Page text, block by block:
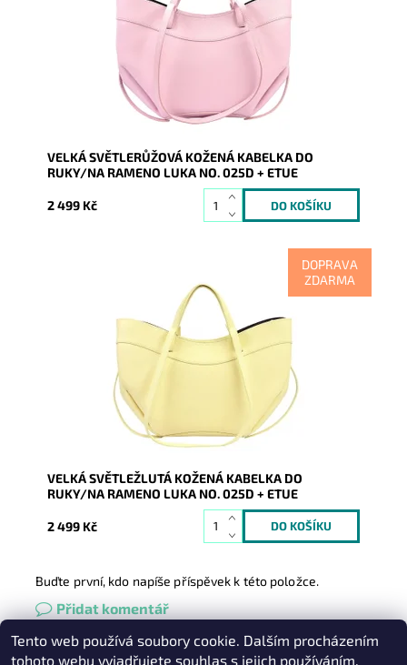
Skladem
21088
2 roky
VELKÁ SVĚTLERŮŽOVÁ KOŽENÁ KABELKA DO
RUKY/NA RAMENO LUKA NO. 025D + ETUE
2 499 Kč
DOPRAVA
ZDARMA
Moderní víceúčelová velká světležlutá kožená
kabelka italské značky Luka, kterou lze nosit v ruce a
Dostupnost:
Skladem
2 roky
VELKÁ SVĚTLEŽLUTÁ KOŽENÁ KABELKA DO
RUKY/NA RAMENO LUKA NO. 025D + ETUE
2 499 Kč
Buďte první, kdo napíše příspěvek k této položce.
Přidat komentář
Heureka.cz | Zboží.cz Oázakabelek
Tento web používá soubory cookie. Dalším procházením
tohoto webu vyjadřujete souhlas s jejich používáním.